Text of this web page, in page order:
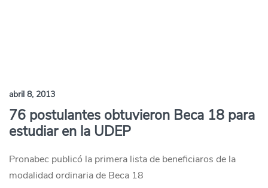
abril 8, 2013
76 postulantes obtuvieron Beca 18 para
estudiar en la UDEP
Pronabec publicó la primera lista de beneficiaros de la
modalidad ordinaria de Beca 18